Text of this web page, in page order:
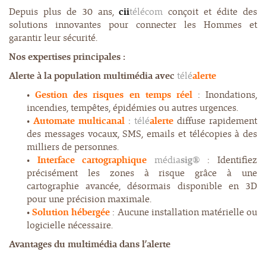
Depuis plus de 30 ans,ciitélécom conçoit et édite des
solutions innovantes pour connecter les Hommes et
garantir leur sécurité.
Nos expertises principales :
Alerte à la population multimédia avec téléalerte
•Gestion des risques en temps réel : Inondations,
incendies, tempêtes, épidémies ou autres urgences.
• Automate multicanal : téléalerte diffuse rapidement
des messages vocaux, SMS, emails et télécopies à des
milliers de personnes.
• Interface cartographique médiasig® : Identifiez
précisément les zones à risque grâce à une
cartographie avancée, désormais disponible en 3D
pour une précision maximale.
•Solution hébergée : Aucune installation matérielle ou
logicielle nécessaire.
Avantages du multimédia dans l’alerte